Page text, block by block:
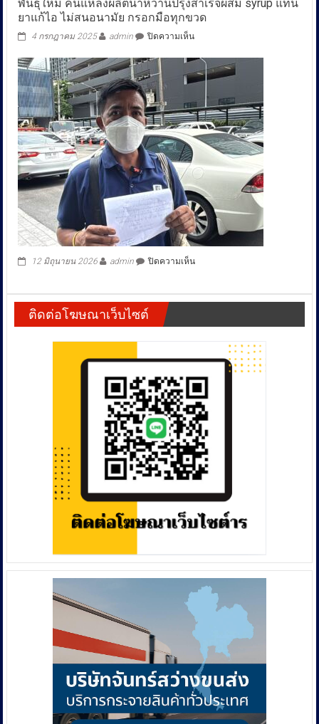
กรุงฯ
พันธุ์ใหม่ ค้นแหล่งผลิตน้ำหวานปรุงสำเร็จผสม syrup แทน
ยาแก้ไอ ไม่สนอนามัย กรอกมือทุกขวด
4 กรกฎาคม 2025 admin ปิดความเห็นบน
สอบสวน
กลาง(CIB)
อย.
รู้ทัน
สกัด
4X100
สาย
พันธุ์
ใหม่
ค้น
แหล่ง
ผลิต
น้ำ
หวาน
สำเร็จ
syrup
แทน
แก้
อนามัย
กรอก
มือ
ทุก
ขวด
12 มิถุนายน 2026 admin ปิดความเห็นบน
ติดต่อโฆษณาเว็บไซต์